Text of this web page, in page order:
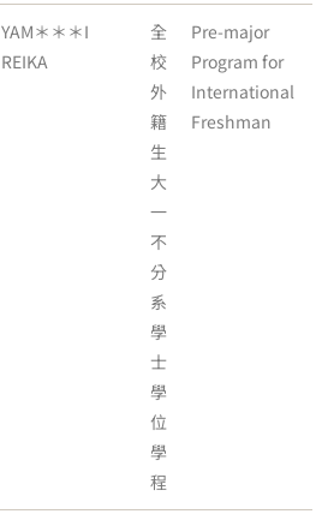
YAM＊＊＊I
REIKA
全
校
外
籍
生
大
一
不
分
系
學
士
學
位
學
程
Pre-major
Program for
International
Freshman